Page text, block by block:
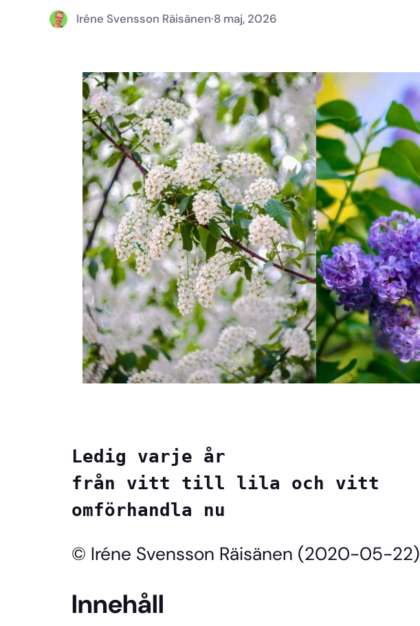
Iréne Svensson Räisänen·8 maj, 2026
Ledig varje år
från vitt till lila och vitt
omförhandla nu
© Iréne Svensson Räisänen (2020-05-22)
Innehåll